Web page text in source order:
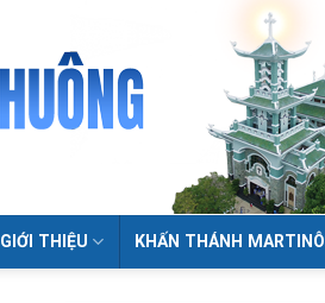
GIỚI THIỆU KHẤN THÁNH MARTINÔ